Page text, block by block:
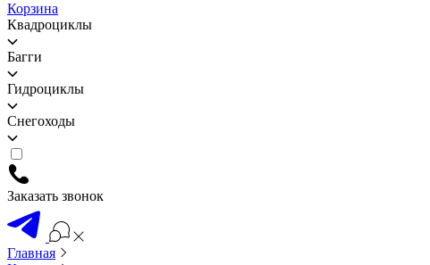
Корзина
Квадроциклы
Багги
Гидроциклы
Снегоходы
Заказать звонок
Главная